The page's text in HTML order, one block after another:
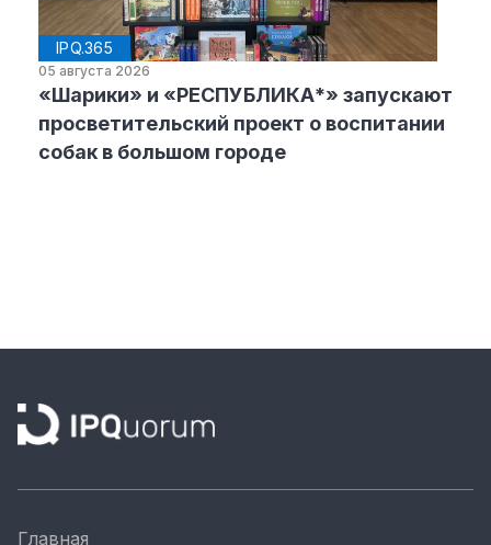
IPQ.365
05 августа 2026
«Шарики» и «РЕСПУБЛИКА*» запускают
просветительский проект о воспитании
собак в большом городе
Главная